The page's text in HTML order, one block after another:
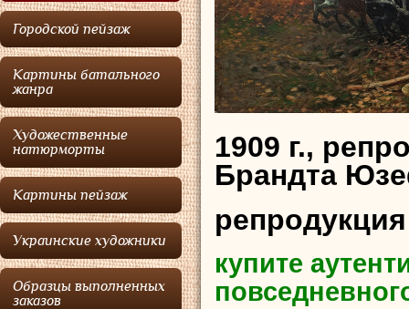
Городской пейзаж
Картины батального
жанра
Художественные
натюрморты
Картины пейзаж
Украинские художники
Образцы выполненных
заказов
1909 г.,
Брандта
купите